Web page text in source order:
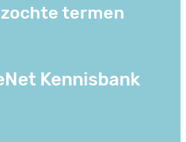
termen
Kennisbank